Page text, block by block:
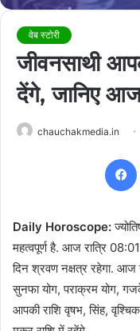
वेब स्टोरी
जीवनसाथी
देंगे, जानिए
chauchakmedia.in
Daily Horoscope:
महत्वपूर्ण है. आज रात्रि
दिन श्रवण नक्षत्र रहेगा. आज
सुनफा योग, पराक्रम योग,
आपकी राशि वृषभ, सिंह,